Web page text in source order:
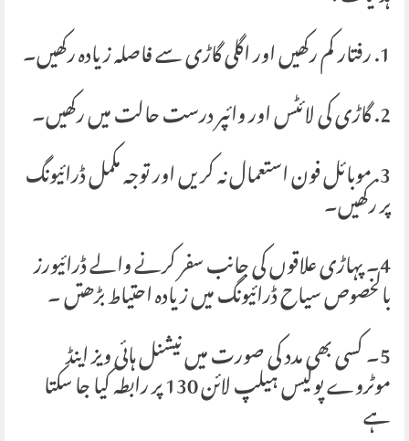
1. رفتار کم رکھیں اور اگلی گاڑی سے فاصلہ زیادہ رکھیں۔
2. گاڑی کی لائٹس اور وائپر درست حالت میں رکھیں۔
3. موبائل فون استعمال نہ کریں اور توجہ مکمل ڈرائیونگ
پر رکھیں۔
4۔ پہاڑی علاقوں کی جانب سفر کرنے والے ڈرائیورز
بالخصوص سیاح ڈرائیونگ میں زیادہ احتیاط بڑھتں ۔
5۔ کسی بھی مدد کی صورت میں نیشنل ہائی ویز اینڈ
موٹروے پولیس ہیلپ لائن 130 پر رابطہ کیا جا سکتا ہے